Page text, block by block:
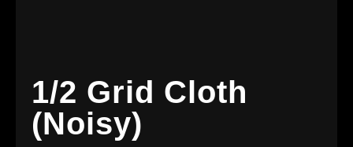
1/2 Grid Cloth
(Noisy)